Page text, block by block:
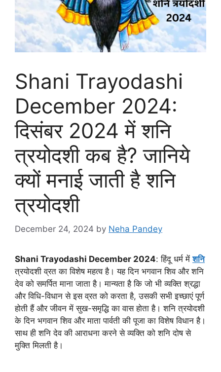
Shani Trayodashi
December 2024:
दिसंबर 2024 में शनि
त्रयोदशी कब है? जानिये
क्यों मनाई जाती है शनि
त्रयोदशी
December 24, 2024 by Neha Pandey
Shani Trayodashi December 2024: हिंदू धर्म मेंशनि
त्रयोदशी व्रत का विशेष महत्व है। यह दिन भगवान शिव और शनि
देव को समर्पित माना जाता है। मान्यता है कि जो भी व्यक्ति श्रद्धा
और विधि-विधान से इस व्रत को करता है, उसकी सभी इच्छाएं पूर्ण
होती हैं और जीवन में सुख-समृद्धि का वास होता है। शनि त्रयोदशी
के दिन भगवान शिव और माता पार्वती की पूजा का विशेष विधान है।
साथ ही शनि देव की आराधना करने से व्यक्ति को शनि दोष से
मुक्ति मिलती है।